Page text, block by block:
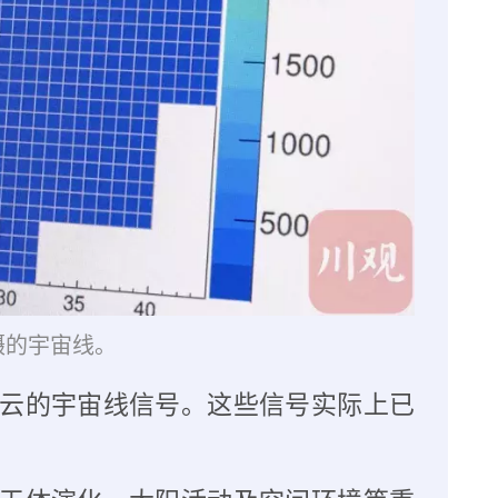
宇宙线。
的宇宙线信号。这些信号实际上已